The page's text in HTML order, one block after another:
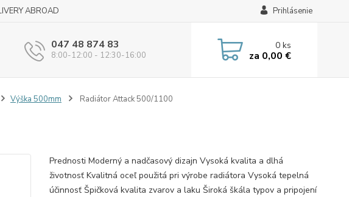
ABROAD Prihlásenie
047 48 874 83
8:00-12:00 - 12:30-16:00
0ks
za 0,00 €
Výška 500mm Radiátor Attack 500/1100
Prednosti Moderný a nadčasový dizajn Vysoká kvalita a dlhá
životnosť Kvalitná oceľ použitá pri výrobe radiátora Vysoká tepelná
účinnosť Špičková kvalita zvarov a laku Široká škála typov a pripojení